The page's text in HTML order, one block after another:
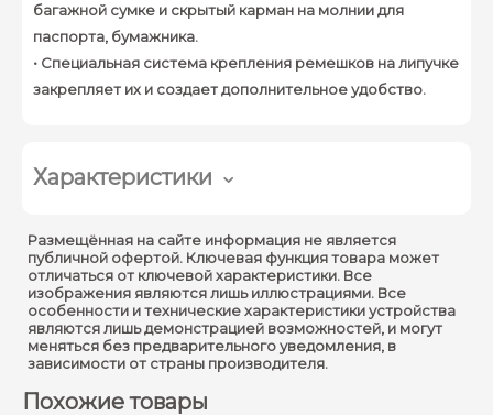
багажной сумке и скрытый карман на молнии для
паспорта, бумажника.
• Специальная система крепления ремешков на липучке
закрепляет их и создает дополнительное удобство.
Характеристики
Внутренний материал : Полиэстер
Внешние размеры : 310x150x460 мм
Карман для ноутбука : 80x395x40 мм
Размещённая на сайте информация не является
публичной офертой. Ключевая функция товара может
отличаться от ключевой характеристики. Все
изображения являются лишь иллюстрациями. Все
особенности и технические характеристики устройства
являются лишь демонстрацией возможностей, и могут
меняться без предварительного уведомления, в
зависимости от страны производителя.
Похожие товары